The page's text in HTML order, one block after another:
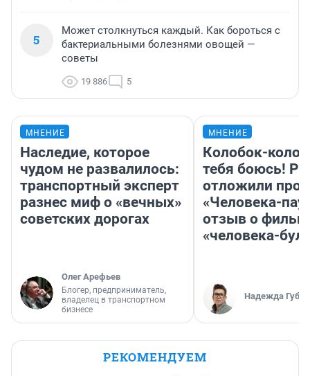
5
Может столкнуться каждый. Как бороться с
бактериальными болезнями овощей —
советы
19 886 5
МНЕНИЕ
Наследие, которое
чудом не развалилось:
транспортный эксперт
разнес миф о «вечных»
советских дорогах
Олег Арефьев
Блогер, предприниматель,
владелец в транспортном
бизнесе
МНЕНИЕ
Колобок-
тебя боюсь!
отложили
«Человека-
отзыв о
«человека-
Надежда
РЕКОМЕНДУЕМ